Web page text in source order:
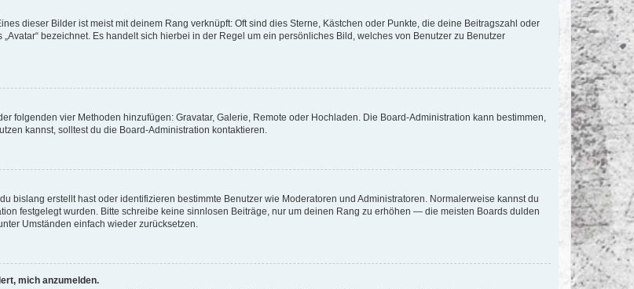
dieser Bilder ist meist mit deinem Rang verknüpft: Oft sind dies Sterne, Kästchen oder Punkte, die deine Beitragszahl oder
bezeichnet. Es handelt sich hierbei in der Regel um ein persönliches Bild, welches von Benutzer zu Benutzer
folgenden vier Methoden hinzufügen: Gravatar, Galerie, Remote oder Hochladen. Die Board-Administration kann bestimmen,
kannst, solltest du die Board-Administration kontaktieren.
bislang erstellt hast oder identifizieren bestimmte Benutzer wie Moderatoren und Administratoren. Normalerweise kannst du
festgelegt wurden. Bitte schreibe keine sinnlosen Beiträge, nur um deinen Rang zu erhöhen — die meisten Boards dulden
Umständen einfach wieder zurücksetzen.
mich anzumelden.